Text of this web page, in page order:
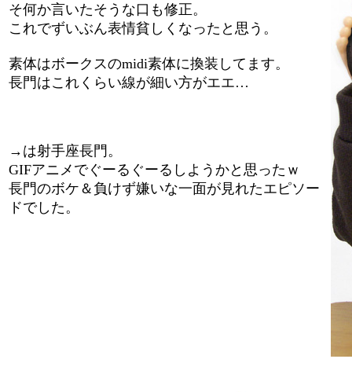
そ何か言いたそうな口も修正。
これでずいぶん表情貧しくなったと思う。
素体はボークスのmidi素体に換装してます。
長門はこれくらい線が細い方がエエ…
→は射手座長門。
GIFアニメでぐーるぐーるしようかと思ったｗ
長門のボケ＆負けず嫌いな一面が見れたエピソー
ドでした。